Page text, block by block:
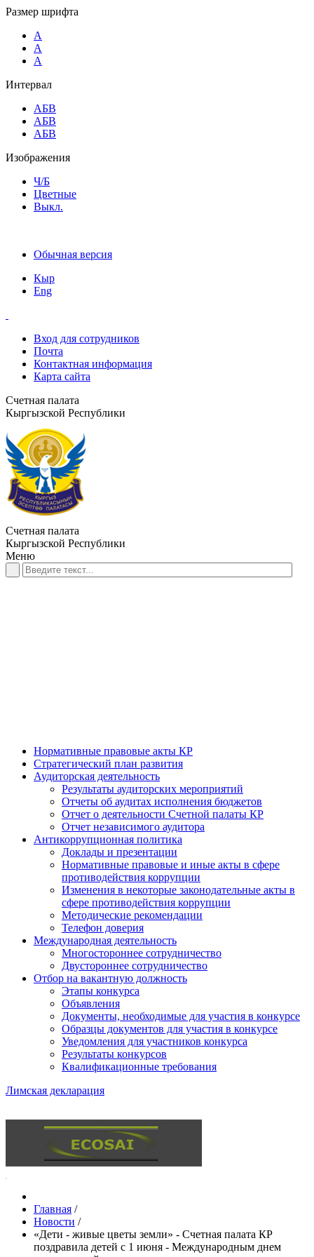
Размер шрифта
A
A
A
Интервал
AБВ
AБВ
AБВ
Изображения
Ч/Б
Цветные
Выкл.
Обычная версия
Кыр
Eng
Вход для сотрудников
Почта
Контактная информация
Карта сайта
Счетная палата
Кыргызской Республики
Счетная палата
Кыргызской Республики
Меню
Нормативные правовые акты КР
Стратегический план развития
Аудиторская деятельность
Результаты аудиторских мероприятий
Отчеты об аудитах исполнения бюджетов
Отчет о деятельности Счетной палаты КР
Отчет независимого аудитора
Антикоррупционная политика
Доклады и презентации
Нормативные правовые и иные акты в сфере
противодействия коррупции
Изменения в некоторые законодательные акты в
сфере противодействия коррупции
Методические рекомендации
Телефон доверия
Международная деятельность
Многостороннее сотрудничество
Двустороннее сотрудничество
Отбор на вакантную должность
Этапы конкурса
Объявления
Документы, необходимые для участия в конкурсе
Образцы документов для участия в конкурсе
Уведомления для участников конкурса
Результаты конкурсов
Квалификационные требования
Лимская декларация
Главная /
Новости /
«Дети - живые цветы земли» - Счетная палата КР
поздравила детей с 1 июня - Международным днем